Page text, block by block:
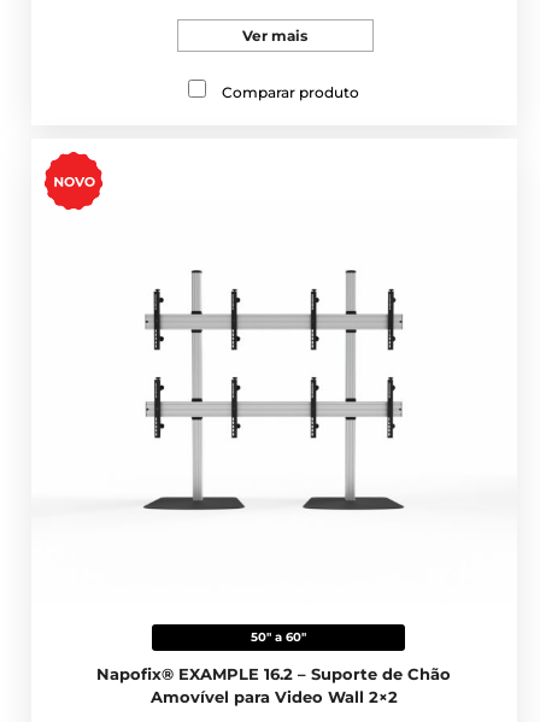
Ver mais
Comparar produto
50" a 60"
Napofix® EXAMPLE 16.2 – Suporte de Chão
Amovível para Video Wall 2×2